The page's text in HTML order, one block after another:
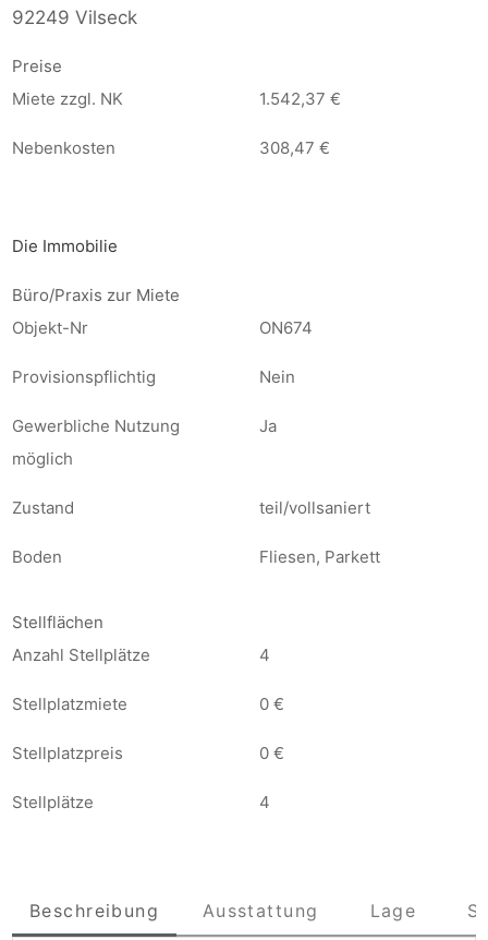
92249 Vilseck
Preise
Miete zzgl. NK
1.542,37 €
Nebenkosten 308,47 €
Die Immobilie
Büro/Praxis zur Miete
Objekt-Nr
ON674
Provisionspflichtig Nein
Gewerbliche Nutzung
möglich
Ja
Zustand teil/vollsaniert
Boden Fliesen, Parkett
Stellflächen
Anzahl Stellplätze
4
Stellplatzmiete 0 €
Stellplatzpreis 0 €
Stellplätze 4
Beschreibung Ausstattung Lage